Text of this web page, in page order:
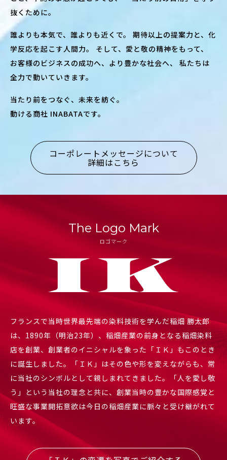
抜くために。
誰よりも本気で、誰よりも近くで。
期待以上の提案力と、化
学反応を起こす人間力。
そして、愛と敬の精神をもって、
お客様のビジネスの成功へ、より豊かな社会へ、
私たちは
全力で動いていきます。
当たり前をつなぐ、未来を紡ぐ。
動ける商社 INABATAです。
コーポレートメッセージについて
詳細はこちら
The Logo Mark
ロゴマーク
フランスで当時世界最先端の染料技術を学んだ稲畑 勝太郎
は、 1890年（明治23年）、稲畑産業の前身となる稲畑染料
店を創業、 創業者のイニシャルを象った「ＩＫ」もこのとき
に誕生しました。
「ＩＫ」はその色や形を変えながらも、常
に当社のシンボルとして親しまれてきました。
「人を愛し敬
う」という当社の理念と共に、 創業当時の豊かな国際感覚と
旺盛な事業開拓意欲は今日の稲畑産業に脈々と受け継がれて
います。